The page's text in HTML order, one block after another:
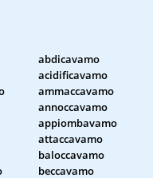
abdicavamo
acidificavamo
ammaccavamo
annoccavamo
appiombavamo
attaccavamo
baloccavamo
beccavamo